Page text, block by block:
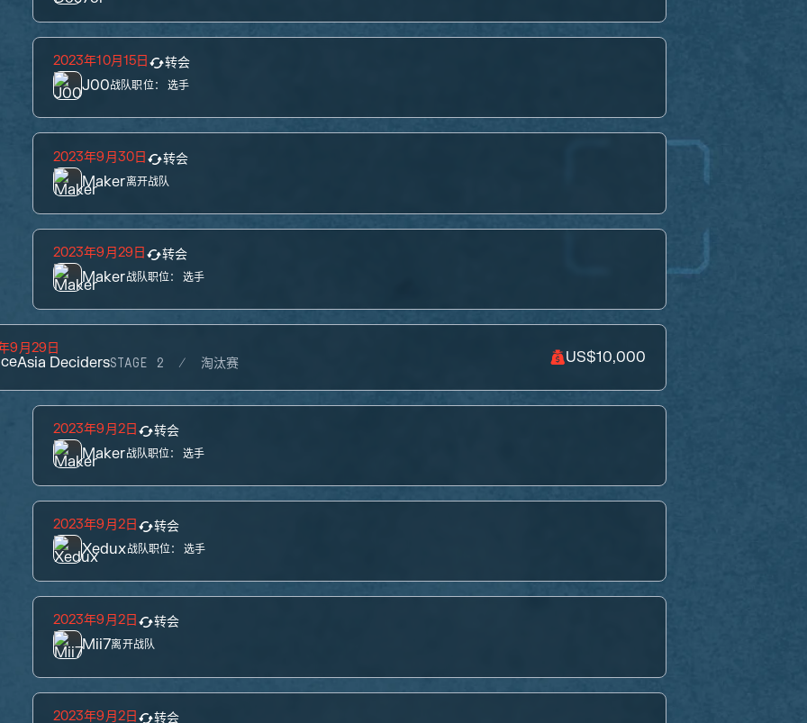
2023年10月15日 转会
J00战队职位： 选手
2023年9月30日 转会
Maker离开战队
2023年9月29日 转会
Maker战队职位： 选手
9月29日
Asia DecidersSTAGE 2 淘汰赛 US$10,000
2023年9月2日 转会
Maker战队职位： 选手
2023年9月2日 转会
Xedux战队职位： 选手
2023年9月2日 转会
Mii7离开战队
2023年9月2日 转会